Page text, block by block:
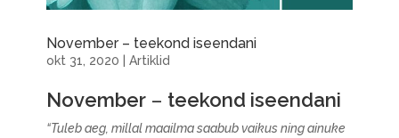
November – teekond iseendani
okt 31, 2020 Artiklid
November– teekond iseendani
“Tuleb aeg, millal maailma saabub vaikus ning ainuke